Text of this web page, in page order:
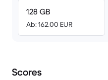
128 GB
Ab: 162.00 EUR
Scores